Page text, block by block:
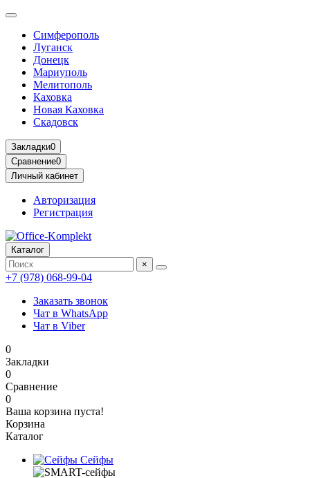
Симферополь
Луганск
Донецк
Мариуполь
Мелитополь
Каховка
Новая Каховка
Скадовск
Закладки0
Сравнение0
Личный кабинет
Авторизация
Регистрация
Каталог
×
+7 (978) 068-99-04
Заказать звонок
Чат в WhatsApp
Чат в Viber
0
Закладки
0
Сравнение
0
Ваша корзина пуста!
Корзина
Каталог
Сейфы